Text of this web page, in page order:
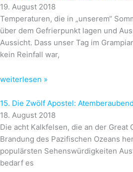
19. August 2018
Temperaturen, die in „unserem“
über dem Gefrierpunkt lagen und
Aussicht. Dass unser Tag im
kein Reinfall war,
weiterlesen »
15. Die Zwölf Apostel:
18. August 2018
Die acht Kalkfelsen, die an der Great
Brandung des Pazifischen Ozeans
populärsten Sehenswürdigkeiten
bedarf es